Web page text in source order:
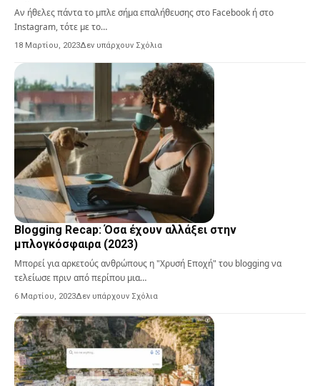
Αν ήθελες πάντα το μπλε σήμα επαλήθευσης στο Facebook ή στο
Instagram, τότε με το…
18 Μαρτίου, 2023Δεν υπάρχουν Σχόλια
Blogging Recap: Όσα έχουν αλλάξει στην
μπλογκόσφαιρα (2023)
Μπορεί για αρκετούς ανθρώπους η "Χρυσή Εποχή" του blogging να
τελείωσε πριν από περίπου μια…
6 Μαρτίου, 2023Δεν υπάρχουν Σχόλια